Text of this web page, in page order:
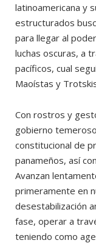
latinoamericana y
estructurados
para llegar al
luchas oscuras, a
pacíficos, cual
Maoístas y
Con rostros y
gobierno
constitucional de
panameños, así
Avanzan
primeramente en
desestabilización
fase, operar a
teniendo como